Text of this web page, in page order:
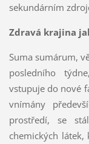
sekundárním
Zdravá krajina
Suma sumárum,
posledního
vstupuje do nové
vnímány
prostředí, se
chemických